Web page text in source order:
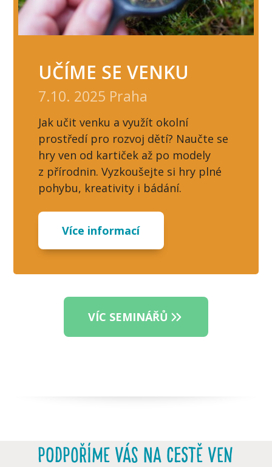
UČÍME SE VENKU
7.10. 2025 Praha
Jak učit venku a využít okolní
prostředí pro rozvoj dětí? Naučte se
hry ven od kartiček až po modely
z přírodnin. Vyzkoušejte si hry plné
pohybu, kreativity i bádání.
Více informací
VÍC SEMINÁŘŮ
PODPOŘÍME VÁS NA CESTĚ VEN